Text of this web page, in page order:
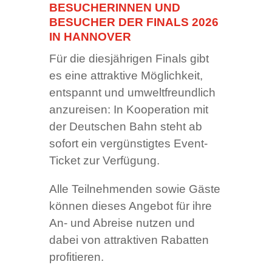
BESUCHERINNEN UND
BESUCHER DER FINALS 2026
IN HANNOVER
Für die diesjährigen Finals gibt
es eine attraktive Möglichkeit,
entspannt und umweltfreundlich
anzureisen: In Kooperation mit
der Deutschen Bahn steht ab
sofort ein vergünstigtes Event-
Ticket zur Verfügung.
Alle Teilnehmenden sowie Gäste
können dieses Angebot für ihre
An- und Abreise nutzen und
dabei von attraktiven Rabatten
profitieren.